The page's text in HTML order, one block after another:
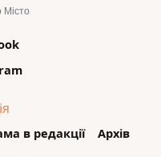
Місто
в редакції Архів